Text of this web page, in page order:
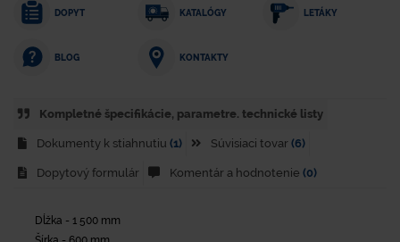
DOPYT KATALÓGY LETÁKY
BLOG KONTAKTY
Kompletné špecifikácie, parametre. technické listy
Dokumenty k stiahnutiu (1) Súvisiaci tovar (6)
Dopytový formulár Komentár a hodnotenie (0)
Dĺžka - 1 500 mm